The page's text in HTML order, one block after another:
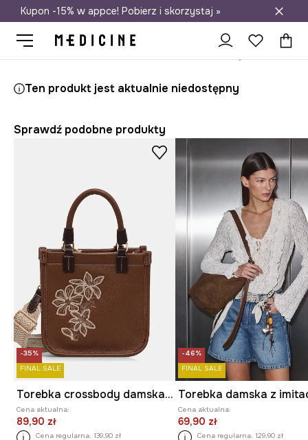
Darmowa dostawa do salonów
Kupon -15% w appce! Pobierz i skorzystaj »
Ten produkt jest aktualnie niedostępny
Sprawdź podobne produkty
-35%
FINAL SALE
Torebka crossbody damska z imitacji skóry
Cena aktualna:
89,90 zł
Cena regularna: 139,90 zł
-46%
FINAL SALE
Cena aktualna:
69,90 zł
Cena regularna: 129,90 zł